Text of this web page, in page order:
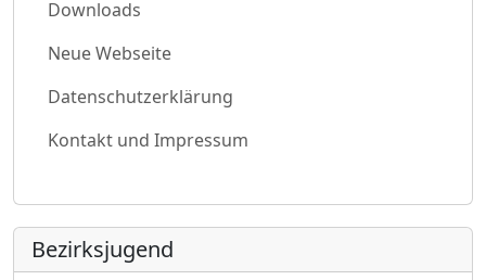
Downloads
Neue Webseite
Datenschutzerklärung
Kontakt und Impressum
Bezirksjugend